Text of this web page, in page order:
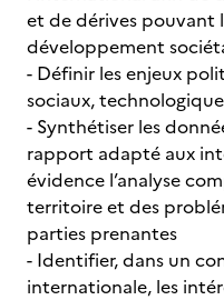
et de dérives pouvant
développement
- Définir les enjeux
sociaux,
- Synthétiser les
rapport adapté aux
évidence l’analyse
territoire et des
parties prenantes
- Identifier, dans un
internationale, les